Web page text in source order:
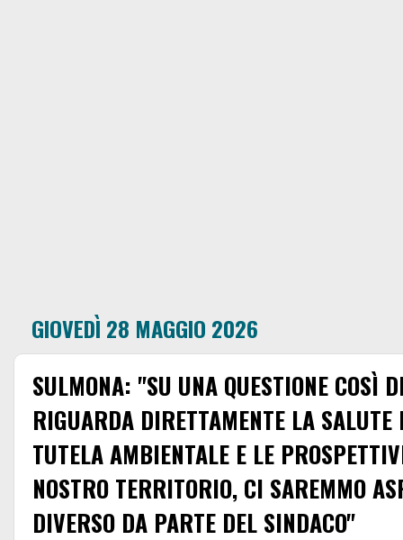
GIOVEDÌ 28 MAGGIO 2026
SULMONA: "SU UNA QUESTIONE COSÌ
RIGUARDA DIRETTAMENTE LA
TUTELA AMBIENTALE E LE
NOSTRO TERRITORIO, CI SAREMMO
DIVERSO DA PARTE DEL SINDACO"